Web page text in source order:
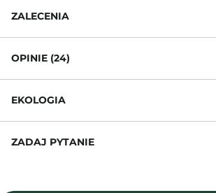
ZALECENIA
OPINIE (24)
EKOLOGIA
ZADAJ PYTANIE